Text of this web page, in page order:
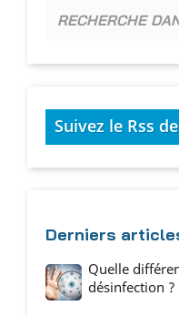
Suivez le Rss
Derniers
Quelle
désinfection ?